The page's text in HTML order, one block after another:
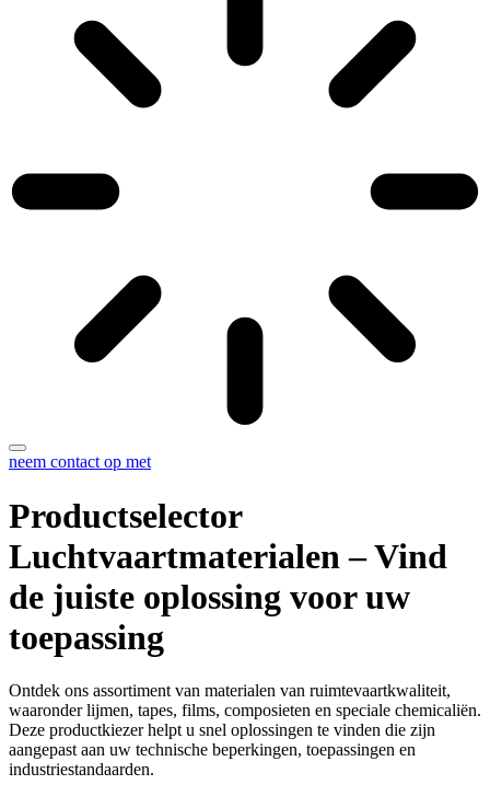
neem contact op met
Productselector
Luchtvaartmaterialen – Vind
de juiste oplossing voor uw
toepassing
Ontdek ons assortiment van materialen van ruimtevaartkwaliteit,
waaronder lijmen, tapes, films, composieten en speciale chemicaliën.
Deze productkiezer helpt u snel oplossingen te vinden die zijn
aangepast aan uw technische beperkingen, toepassingen en
industriestandaarden.